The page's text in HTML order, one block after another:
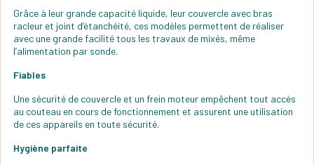
Grâce à leur grande capacité liquide, leur couvercle avec bras
racleur et joint d’étanchéité, ces modèles permettent de réaliser
avec une grande facilité tous les travaux de mixés, même
l’alimentation par sonde.
Fiables
Une sécurité de couvercle et un frein moteur empêchent tout accès
au couteau en cours de fonctionnement et assurent une utilisation
de ces appareils en toute sécurité.
Hygiène parfaite